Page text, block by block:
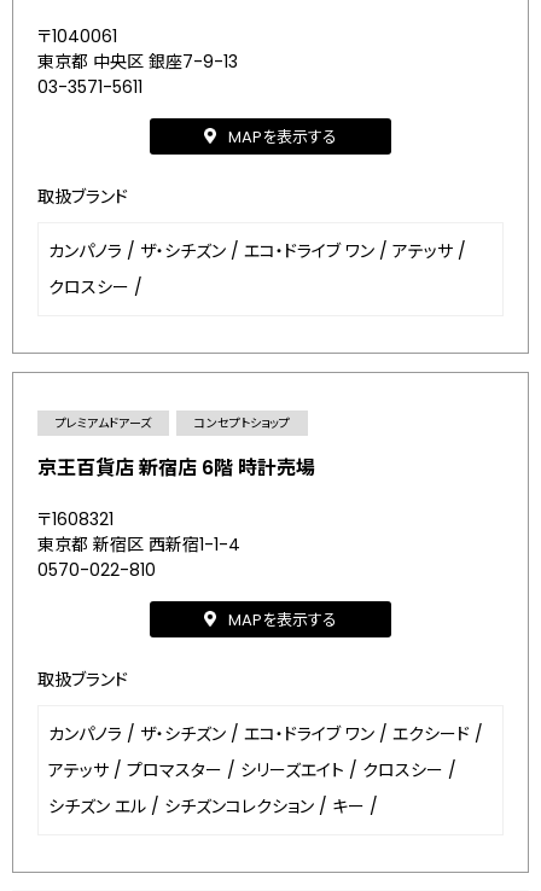
〒1040061
東京都 中央区 銀座7-9-13
03-3571-5611
MAPを表示する
取扱ブランド
カンパノラ / ザ・シチズン / エコ・ドライブ ワン / アテッサ /
クロスシー /
プレミアムドアーズ コンセプトショップ
京王百貨店 新宿店 6階 時計売場
〒1608321
東京都 新宿区 西新宿1-1-4
0570-022-810
MAPを表示する
取扱ブランド
カンパノラ / ザ・シチズン / エコ・ドライブ ワン / エクシード /
アテッサ / プロマスター / シリーズエイト / クロスシー /
シチズン エル / シチズンコレクション / キー /